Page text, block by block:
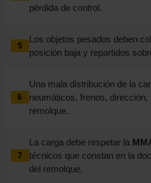
pérdida de control.
5
Los objetos pesados deben
posición baja y repartidos
6
Una mala distribución de la
neumáticos, frenos,
remolque.
7
La carga debe respetar la
técnicos que constan en la
del remolque.